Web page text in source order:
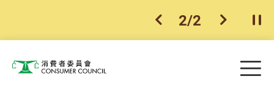
上一个
2/2 下一个开
消费者委员会 目